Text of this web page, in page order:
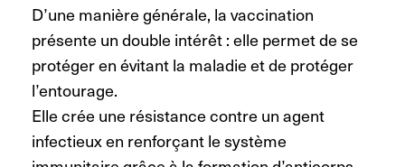
D’une manière générale, la vaccination
présente un double intérêt : elle permet de se
protéger en évitant la maladie et de protéger
l’entourage.
Elle crée une résistance contre un agent
infectieux en renforçant le système